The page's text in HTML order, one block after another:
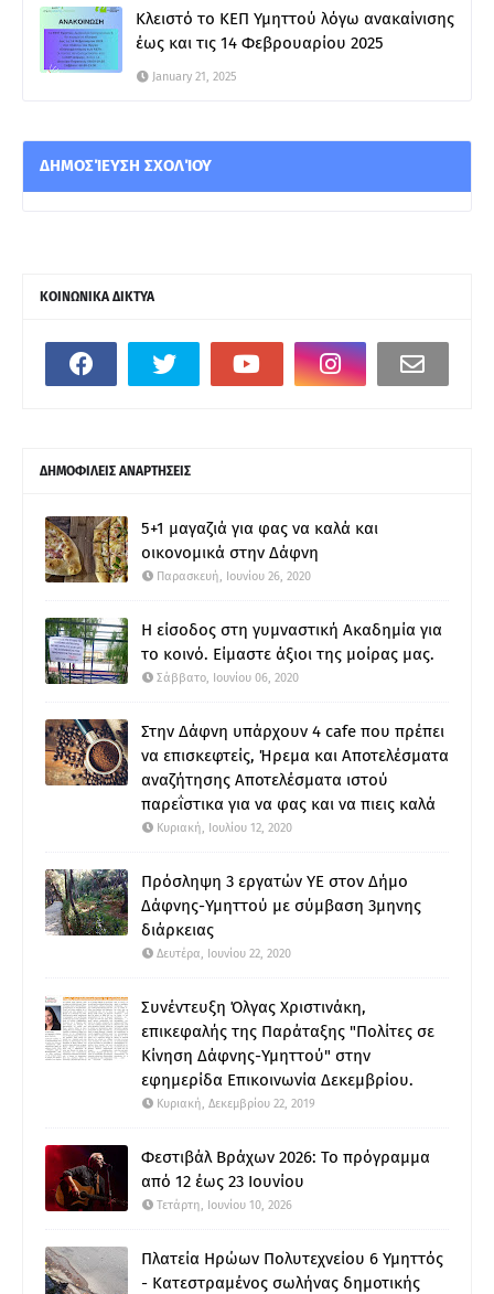
Κλειστό το ΚΕΠ Υμηττού λόγω ανακαίνισης
έως και τις 14 Φεβρουαρίου 2025
January 21, 2025
ΔΗΜΟΣΊΕΥΣΗ ΣΧΟΛΊΟΥ
ΚΟΙΝΩΝΙΚΑ ΔΙΚΤΥΑ
ΔΗΜΟΦΙΛΕΙΣ ΑΝΑΡΤΗΣΕΙΣ
5+1 μαγαζιά για φας να καλά και
οικονομικά στην Δάφνη
Παρασκευή, Ιουνίου 26, 2020
Η είσοδος στη γυμναστική Ακαδημία για
το κοινό. Είμαστε άξιοι της μοίρας μας.
Σάββατο, Ιουνίου 06, 2020
Στην Δάφνη υπάρχουν 4 cafe που πρέπει
να επισκεφτείς, Ήρεμα και Αποτελέσματα
αναζήτησης Αποτελέσματα ιστού
παρεΐστικα για να φας και να πιεις καλά
Κυριακή, Ιουλίου 12, 2020
Πρόσληψη 3 εργατών ΥΕ στον Δήμο
Δάφνης-Υμηττού με σύμβαση 3μηνης
διάρκειας
Δευτέρα, Ιουνίου 22, 2020
Συνέντευξη Όλγας Χριστινάκη,
επικεφαλής της Παράταξης "Πολίτες σε
Κίνηση Δάφνης-Υμηττού" στην
εφημερίδα Επικοινωνία Δεκεμβρίου.
Κυριακή, Δεκεμβρίου 22, 2019
Φεστιβάλ Βράχων 2026: Το πρόγραμμα
από 12 έως 23 Ιουνίου
Τετάρτη, Ιουνίου 10, 2026
Πλατεία Ηρώων Πολυτεχνείου 6 Υμηττός
- Κατεστραμένος σωλήνας δημοτικής